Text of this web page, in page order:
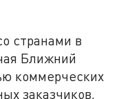
странами в
Ближний
коммерческих
заказчиков,